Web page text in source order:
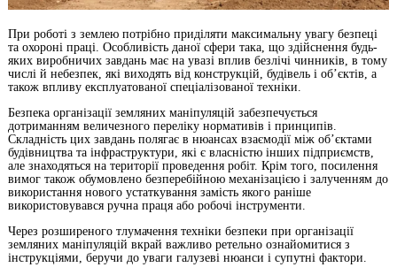
При роботі з землею потрібно приділяти максимальну увагу безпеці
та охороні праці. Особливість даної сфери така, що здійснення будь-
яких виробничих завдань має на увазі вплив безлічі чинників, в тому
числі й небезпек, які виходять від конструкцій, будівель і об’єктів, а
також впливу експлуатованої спеціалізованої техніки.
Безпека організації земляних маніпуляцій забезпечується
дотриманням величезного переліку нормативів і принципів.
Складність цих завдань полягає в нюансах взаємодії між об’єктами
будівництва та інфраструктури, які є власністю інших підприємств,
але знаходяться на території проведення робіт. Крім того, посилення
вимог також обумовлено безперебійною механізацією і залученням до
використання нового устаткування замість якого раніше
використовувався ручна праця або робочі інструменти.
Через розширеного тлумачення техніки безпеки при організації
земляних маніпуляцій вкрай важливо ретельно ознайомитися з
інструкціями, беручи до уваги галузеві нюанси і супутні фактори.